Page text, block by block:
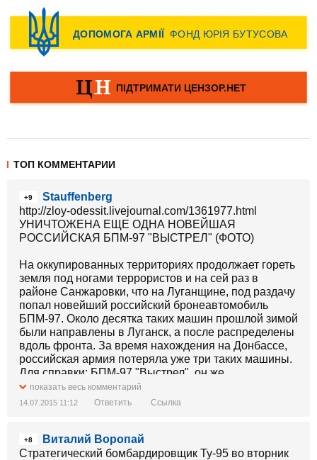
ТОП КОММЕНТАРИИ
+9
Stauffenberg
http://zloy-odessit.livejournal.com/1361977.html
УНИЧТОЖЕНА ЕЩЕ ОДНА НОВЕЙШАЯ
РОССИЙСКАЯ БПМ-97 "ВЫСТРЕЛ" (ФОТО)
На оккупированных территориях продолжает гореть
земля под ногами террористов и на сей раз в
районе Санжаровки, что на Луганщине, под раздачу
попал новейший российский бронеавтомобиль
БПМ-97. Около десятка таких машин прошлой зимой
были направлены в Луганск, а после распределены
вдоль фронта. За время нахождения на Донбассе,
российская армия потеряла уже три таких машины.
Для справки: БПМ-97 "Выстрел", он же
КамАЗ-43269, бронеавтомобиль российского
производства и находящийся на вооружении
военной базы в Гудауте (Абхазия), где используется
как автомобиль разведки, подразделений
показать весь комментарий
14.07.2015 11:12 Ответить Ссылка
+8
Виталий Воропай
Стратегический бомбардировщик Ту-95 во вторник